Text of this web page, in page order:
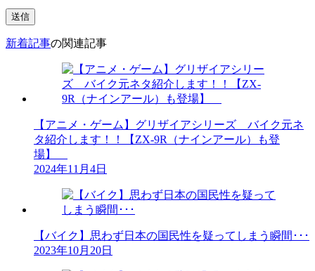
新着記事の関連記事
【アニメ・ゲーム】グリザイアシリーズ バイク元ネ
タ紹介します！！【ZX-9R（ナインアール）も登
場】
2024年11月4日
【バイク】思わず日本の国民性を疑ってしまう瞬間･･･
2023年10月20日